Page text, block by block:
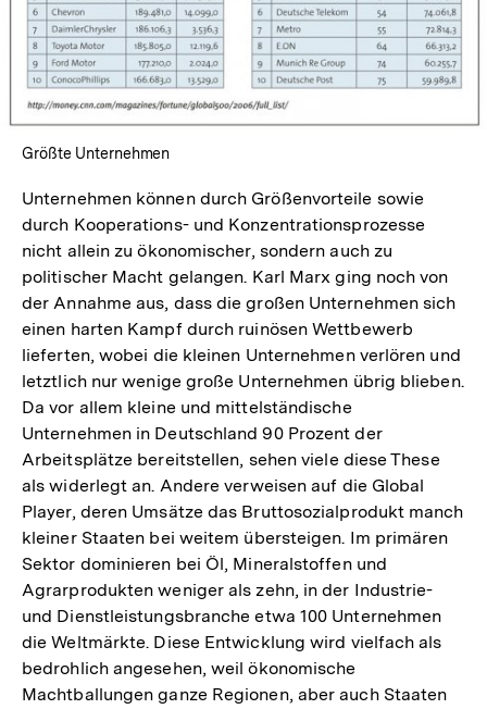
Lightbox
öffnen
Größte Unternehmen
Unternehmen können durch Größenvorteile sowie
durch Kooperations- und Konzentrationsprozesse
nicht allein zu ökonomischer, sondern auch zu
politischer Macht gelangen. Karl Marx ging noch von
der Annahme aus, dass die großen Unternehmen sich
einen harten Kampf durch ruinösen Wettbewerb
lieferten, wobei die kleinen Unternehmen verlören und
letztlich nur wenige große Unternehmen übrig blieben.
Da vor allem kleine und mittelständische
Unternehmen in Deutschland 90 Prozent der
Arbeitsplätze bereitstellen, sehen viele diese These
als widerlegt an. Andere verweisen auf die Global
Player, deren Umsätze das Bruttosozialprodukt manch
kleiner Staaten bei weitem übersteigen. Im primären
Sektor dominieren bei Öl, Mineralstoffen und
Agrarprodukten weniger als zehn, in der Industrie-
und Dienstleistungsbranche etwa 100 Unternehmen
die Weltmärkte. Diese Entwicklung wird vielfach als
bedrohlich angesehen, weil ökonomische
Machtballungen ganze Regionen, aber auch Staaten